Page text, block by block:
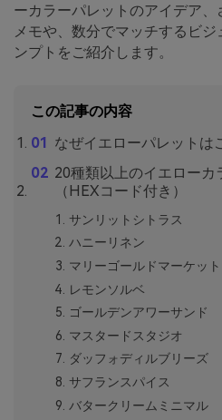
ーカラーパレットのアイデア
メモや、数分でマッチするビ
ンプトをご紹介します。
この記事の内容
なぜイエローパレットは
20種類以上のイエロー
（HEXコード付き）
サンリットシトラス
ハニーリネン
マリーゴールドマーケット
レモンソルベ
ゴールデンアワーサンド
マスタードスタジオ
ダッフォディルブリーズ
サフランスパイス
バタークリームミニマル